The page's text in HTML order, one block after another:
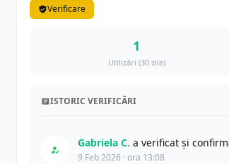
Verificare
1
Utilizări (30 zile)
ISTORIC VERIFICĂRI
Gabriela C. a verificat și
9 Feb 2026 · ora 13:08